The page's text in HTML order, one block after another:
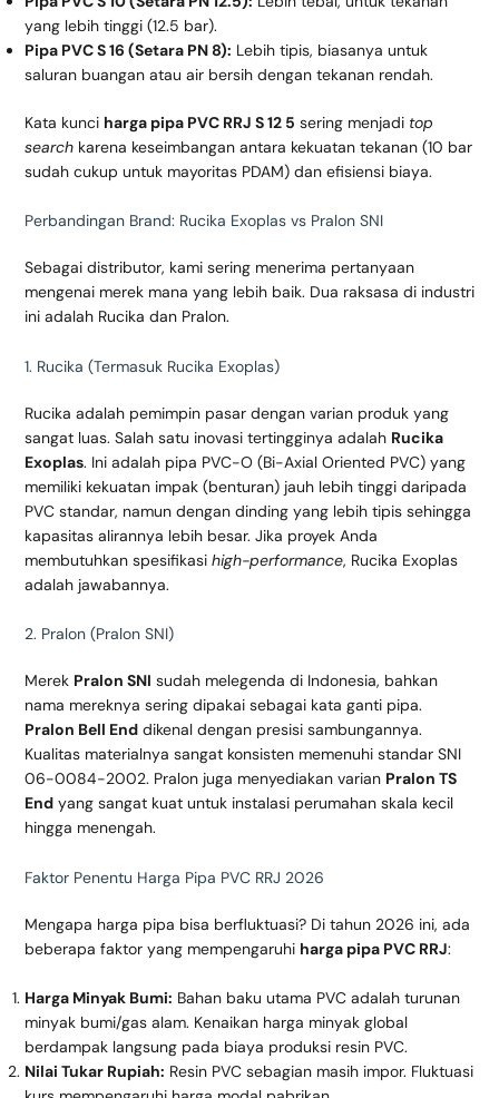
yang lebih tinggi (12.5 bar).
Pipa PVC S 16 (Setara PN 8): Lebih tipis, biasanya untuk
saluran buangan atau air bersih dengan tekanan rendah.
Kata kunci harga pipa PVC RRJ S 12 5 sering menjadi top
searchkarena keseimbangan antara kekuatan tekanan (10 bar
sudah cukup untuk mayoritas PDAM) dan efisiensi biaya.
Perbandingan Brand: Rucika Exoplas vs Pralon SNI
Sebagai distributor, kami sering menerima pertanyaan
mengenai merek mana yang lebih baik. Dua raksasa di industri
ini adalah Rucika dan Pralon.
1. Rucika (Termasuk Rucika Exoplas)
Rucika adalah pemimpin pasar dengan varian produk yang
sangat luas. Salah satu inovasi tertingginya adalah Rucika
Exoplas. Ini adalah pipa PVC-O (Bi-Axial Oriented PVC) yang
memiliki kekuatan impak (benturan) jauh lebih tinggi daripada
PVC standar, namun dengan dinding yang lebih tipis sehingga
kapasitas alirannya lebih besar. Jika proyek Anda
membutuhkan spesifikasi high-performance, Rucika Exoplas
adalah jawabannya.
2. Pralon (Pralon SNI)
Merek Pralon SNI sudah melegenda di Indonesia, bahkan
nama mereknya sering dipakai sebagai kata ganti pipa.
Pralon Bell Enddikenal dengan presisi sambungannya.
Kualitas materialnya sangat konsisten memenuhi standar SNI
06-0084-2002. Pralon juga menyediakan varian Pralon TS
Endyang sangat kuat untuk instalasi perumahan skala kecil
hingga menengah.
Faktor Penentu Harga Pipa PVC RRJ 2026
Mengapa harga pipa bisa berfluktuasi? Di tahun 2026 ini, ada
beberapa faktor yang mempengaruhi harga pipa PVC RRJ:
Harga Minyak Bumi: Bahan baku utama PVC adalah turunan
minyak bumi/gas alam. Kenaikan harga minyak global
berdampak langsung pada biaya produksi resin PVC.
Nilai Tukar Rupiah: Resin PVC sebagian masih impor. Fluktuasi